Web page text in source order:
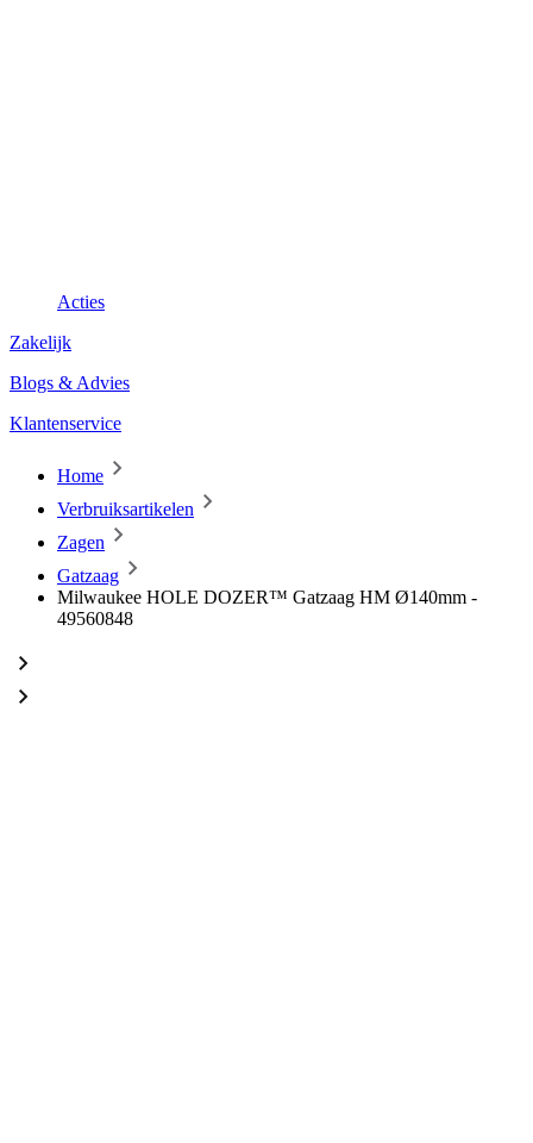
Acties
Zakelijk
Blogs & Advies
Klantenservice
Home
Verbruiksartikelen
Zagen
Gatzaag
Milwaukee HOLE DOZER™ Gatzaag HM Ø140mm -
49560848